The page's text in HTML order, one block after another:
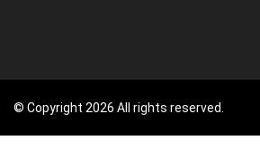
© Copyright 2026 All rights reserved.